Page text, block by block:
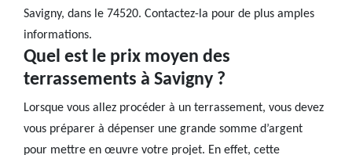
Savigny, dans le 74520. Contactez-la pour de plus amples
informations.
Quel est le prix moyen des
terrassements à Savigny ?
Lorsque vous allez procéder à un terrassement, vous devez
vous préparer à dépenser une grande somme d’argent
pour mettre en œuvre votre projet. En effet, cette